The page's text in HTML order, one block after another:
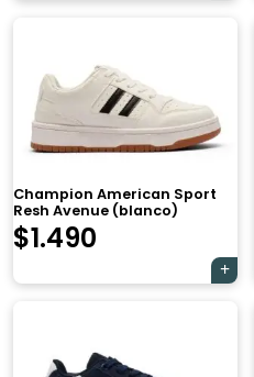
Champion American Sport
Resh Avenue (blanco)
$1.490